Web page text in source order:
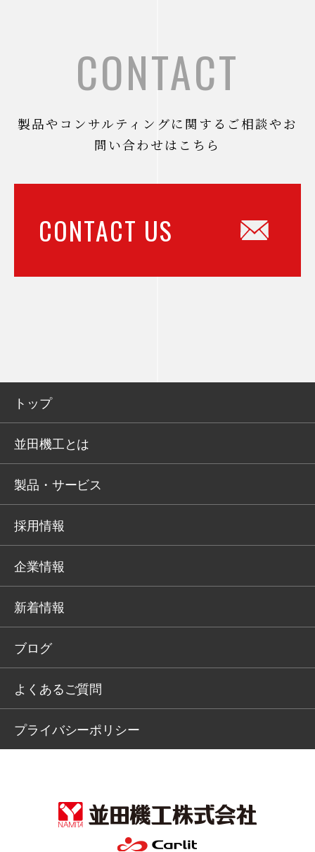
CONTACT
製品やコンサルティングに関するご相談やお
問い合わせはこちら
CONTACT US
トップ
並田機工とは
製品・サービス
採用情報
企業情報
新着情報
ブログ
よくあるご質問
プライバシーポリシー